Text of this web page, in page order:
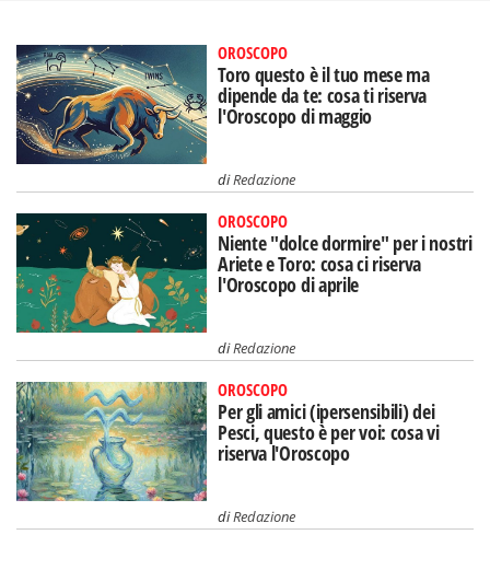
OROSCOPO
Toro questo è il tuo mese ma
dipende da te: cosa ti riserva
l'Oroscopo di maggio
diRedazione
OROSCOPO
Niente "dolce dormire" per i nostri
Ariete e Toro: cosa ci riserva
l'Oroscopo di aprile
diRedazione
OROSCOPO
Per gli amici (ipersensibili) dei
Pesci, questo è per voi: cosa vi
riserva l'Oroscopo
diRedazione